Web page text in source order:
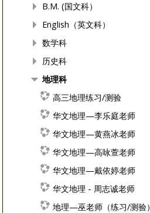
B.M. (国文科）
English（英文科）
数学科
历史科
地理科
高三地理练习/测验
华文地理—李乐庭老师
华文地理—黄燕冰老师
华文地理—高咏萱老师
华文地理—戴依婷老师
华文地理 - 周志诚老师
地理—巫老师（练习/测验）